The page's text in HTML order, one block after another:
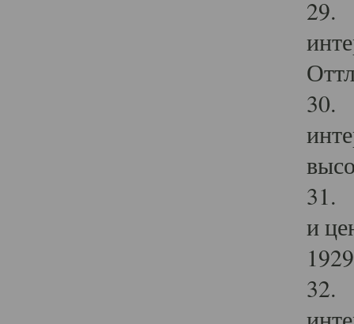
29.
30.
31.
и
32.